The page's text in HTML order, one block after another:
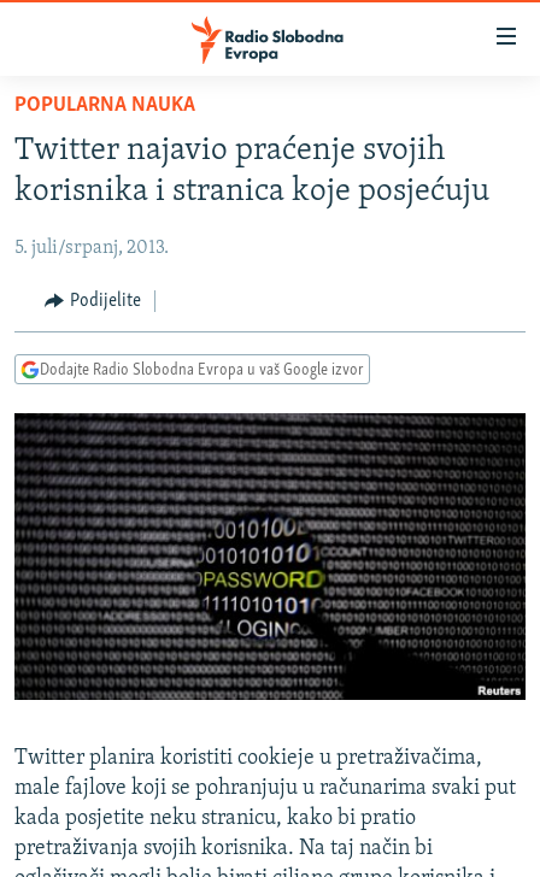
Pređite
glavni
sadržaj
na
navigaciju
Pređite
na
BOSNA I HERCEGOVINA
KOSOVO
CRNA GORA
VIDEO
FOTOGALERIJE
INFOGRAFIKE
PODCASTI
RAT U UKRAJINI
KINA NA BALKANU
RSE PRIČE IZ SVIJETA
ISPRIČAJ MI
DNEVNO@RSE
SPECIJALI RSE
VIŠE OD NASLOVA
POPLAVE I KLIZIŠTA U BIH 2024.
TV LIBERTY
POST SCRIPTUM
Sve RFE/RL stranice
POPULARNA NAUKA
Twitter najavio praćenje svojih
korisnika i stranica koje posjećuju
5. juli/srpanj, 2013.
Podijelite
Dodajte Radio Slobodna Evropa u vaš Google izvor
Twitter planira koristiti cookieje u pretraživačima,
male fajlove koji se pohranjuju u računarima svaki put
kada posjetite neku stranicu, kako bi pratio
pretraživanja svojih korisnika. Na taj način bi